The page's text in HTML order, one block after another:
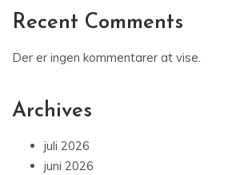
Recent Comments
Der er ingen kommentarer at vise.
Archives
juli 2026
juni 2026